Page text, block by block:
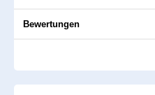
Bewertungen